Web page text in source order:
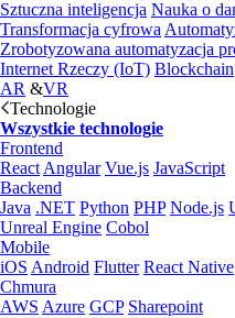
Sztuczna inteligencja Nauka o
Transformacja cyfrowa
Zrobotyzowana automatyzacja
Internet Rzeczy (IoT) Blockchain
AR &VR
Technologie
Wszystkie technologie
Frontend
React Angular Vue.js JavaScript
Backend
Java .NET Python PHP Node.js
Unreal Engine Cobol
Mobile
iOS Android Flutter React Native
Chmura
AWS Azure GCP Sharepoint